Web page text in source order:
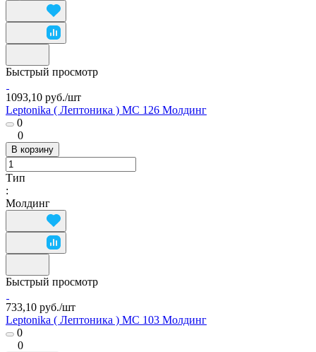
Быстрый просмотр
1093,10 руб./шт
Leptonika ( Лептоника ) MC 126 Молдинг
0
0
В корзину
Тип
:
Молдинг
Быстрый просмотр
733,10 руб./шт
Leptonika ( Лептоника ) MC 103 Молдинг
0
0